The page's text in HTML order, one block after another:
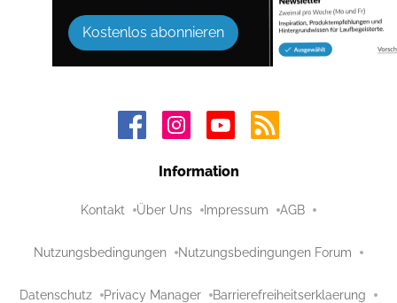
Kostenlos abonnieren
Information
Kontakt Über Uns Impressum AGB
Nutzungsbedingungen Nutzungsbedingungen Forum
Datenschutz Privacy Manager Barrierefreiheitserklaerung